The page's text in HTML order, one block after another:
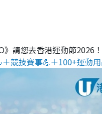
》請您去香港運動節2026！
競技賽事💪＋100+運動